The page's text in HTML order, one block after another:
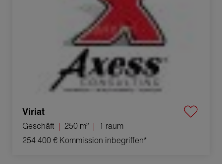
Viriat
Geschäft 250 m²
1 raum
254 400 € Kommission inbegriffen*